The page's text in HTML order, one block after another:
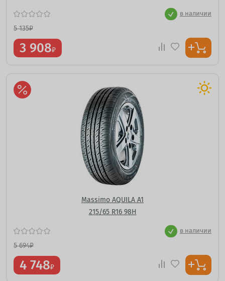
в наличии
5 135₽
3 908₽
Massimo AQUILA A1
215/65 R16 98H
в наличии
5 694₽
4 748₽